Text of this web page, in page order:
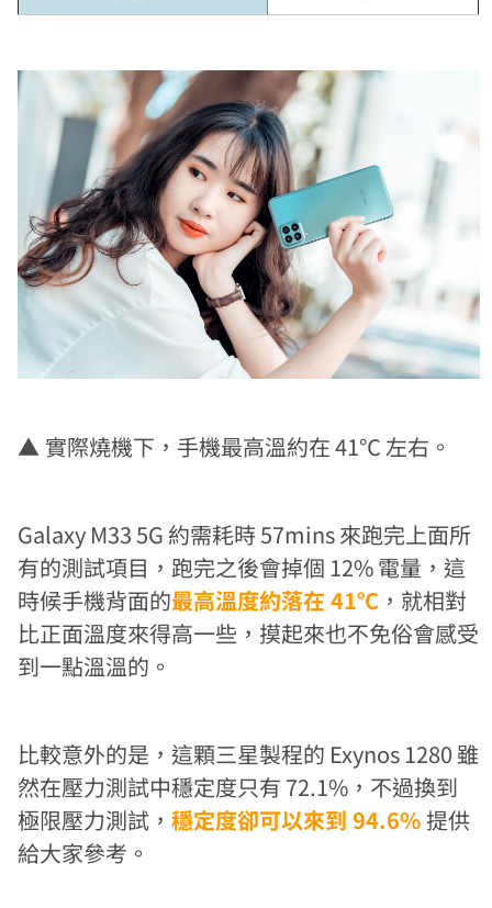
▲ 實際燒機下，手機最高溫約在 41℃ 左右。
Galaxy M33 5G 約需耗時 57mins 來跑完上面所
有的測試項目，跑完之後會掉個 12% 電量，這
時候手機背面的最高溫度約落在 41℃ ，就相對
比正面溫度來得高一些，摸起來也不免俗會感受
到一點溫溫的。
比較意外的是，這顆三星製程的 Exynos 1280 雖
然在壓力測試中穩定度只有 72.1%，不過換到
極限壓力測試，穩定度卻可以來到 94.6%提供
給大家參考。